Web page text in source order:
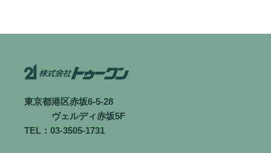
東京都港区赤坂6-5-28
ヴェルディ赤坂5F
TEL：03-3505-1731